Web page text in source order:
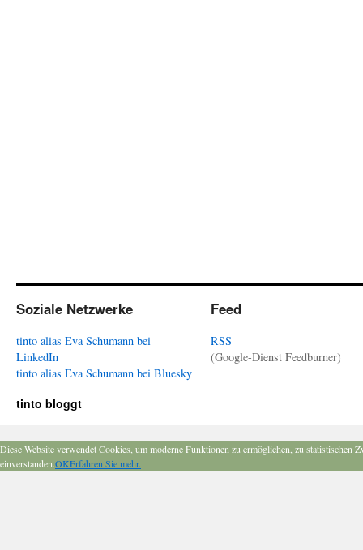
Soziale Netzwerke
tinto alias Eva Schumann bei
LinkedIn
tinto alias Eva Schumann bei Bluesky
Feed
RSS
(Google-Dienst Feedburner)
tinto bloggt
Diese Website verwendet Cookies, um moderne Funktionen zu ermöglichen, zu
einverstanden.OKErfahren Sie mehr.